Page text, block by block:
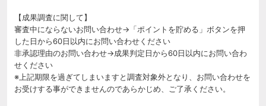
【成果調査に関して】
審査中にならないお問い合わせ→「ポイントを貯める」ボタンを押
した日から60日以内にお問い合わせください
非承認理由のお問い合わせ→成果判定日から60日以内にお問い合わ
せください
※上記期限を過ぎてしまいますと調査対象外となり、お問い合わせを
お受けする事ができませんのであらかじめ、ご了承ください。